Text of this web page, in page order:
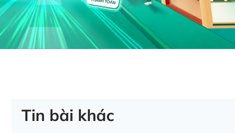
Tin bài khác